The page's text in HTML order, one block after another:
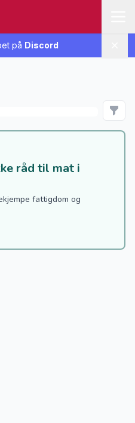
på Discord
råd til mat i
fattigdom og
"Mandelkjeks 175g Roberts"